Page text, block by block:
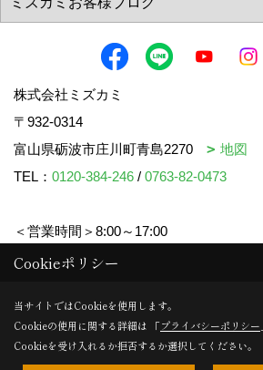
株式会社ミズカミ
〒932-0314
富山県砺波市庄川町青島2270
地図
TEL： 0120-384-246 / 0763-82-0473
＜営業時間＞8:00～17:00
＜定休日＞水曜日・祝日
Copyright (c) mizukami. All Rights Reserved.
Cookieポリシー
当サイトではCookieを使用します。
Cookieの使用に関する詳細は 「プライバシーポリシー
Cookieを受け入れるか拒否するか選択してください。